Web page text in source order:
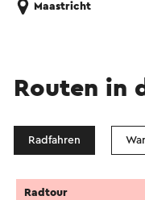
Maastricht
Routen in
Radfahren
Radtour